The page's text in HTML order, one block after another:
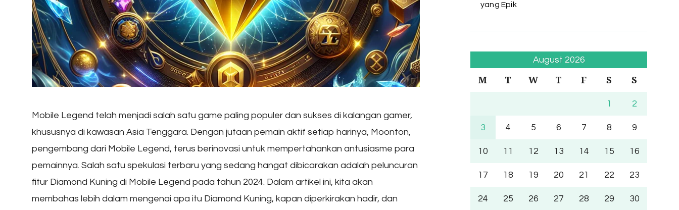
Mobile Legend telah menjadi salah satu game paling populer dan sukses di kalangan gamer,
khususnya di kawasan Asia Tenggara. Dengan jutaan pemain aktif setiap harinya, Moonton,
pengembang dari Mobile Legend, terus berinovasi untuk mempertahankan antusiasme para
pemainnya. Salah satu spekulasi terbaru yang sedang hangat dibicarakan adalah peluncuran
fitur Diamond Kuning di Mobile Legend pada tahun 2024. Dalam artikel ini, kita akan
membahas lebih dalam mengenai apa itu Diamond Kuning, kapan diperkirakan hadir, dan
yang Epik
August 2026
M T W T F S S
1 2
3 4 5 6 7 8 9
10 11 12 13 14 15 16
17 18 19 20 21 22 23
24 25 26 27 28 29 30